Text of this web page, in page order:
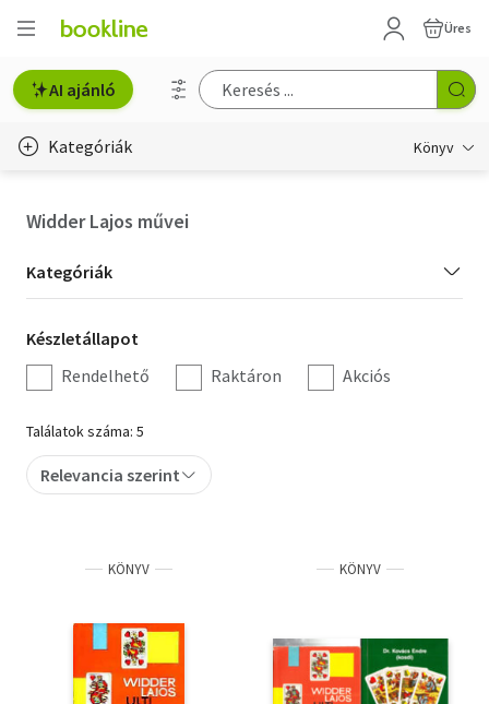
Üres
AI ajánló
Kategóriák Könyv
Hobbi, szabadidő
Irodalom
Művészet
Szakkönyv
Tankönyv, segédkönyv
Társadalomtudomány
Természettudomány
Widder Lajos művei
Kategória
szűrés
Kategóriák
Készletállapot
szűrés
Készletállapot
Rendelhető
Raktáron Akciós
Találatok száma: 5
Relevancia szerint
KÖNYV KÖNYV